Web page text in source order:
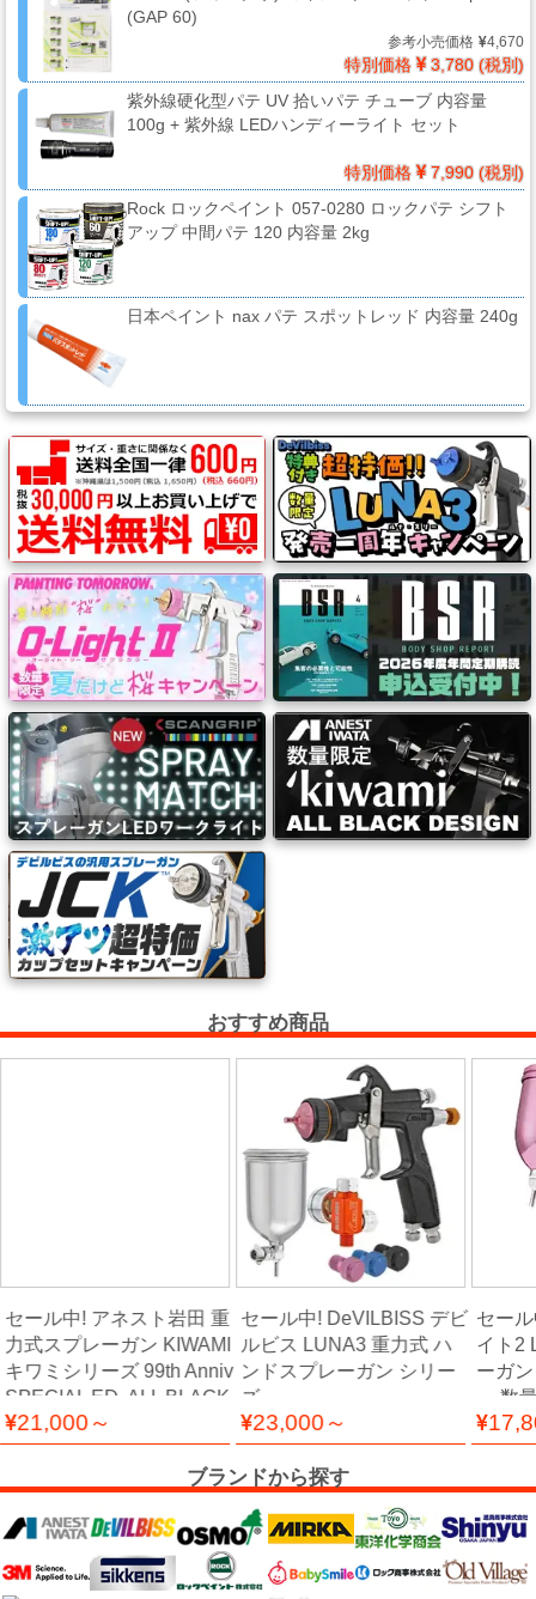
品
ッ
テ
ィ
ン
グ
ト・
ウ
ィ
ン
ド
ー
フ
ィ
ル
ム
工
場
用
資
材・
塗
装
服・
用
研
磨
用
具・
磨
紙
(GAP 60)
参考小売価格 4,670
特別価格
3,780 (税別)
紫外線硬化型パテ UV 拾いパテ チューブ 内容量
100g + 紫外線 LEDハンディーライト セット
特別価格
7,990 (税別)
Rock ロックペイント 057-0280 ロックパテ シフト
アップ 中間パテ 120 内容量 2kg
日本ペイント nax パテ スポットレッド 内容量 240g
おすすめ商品
セール中! アネスト岩田 重
力式スプレーガン KIWAMI
キワミシリーズ 99th Anniv
SPECIAL ED. ALL BLACK
DESIGN
21,000～
セール中! DeVILBISS デビ
ルビス LUNA3 重力式 ハ
ンドスプレーガン シリー
ズ
23,000～
セー
イト2
ーガ
ー 数
ブランドから探す